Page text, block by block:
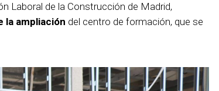
Laboral de la Construcción de Madrid,
la ampliación del centro de formación, que se